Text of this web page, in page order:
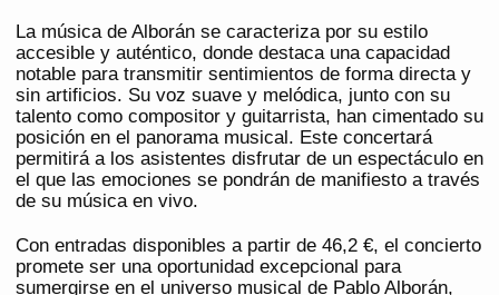
La música de Alborán se caracteriza por su estilo
accesible y auténtico, donde destaca una capacidad
notable para transmitir sentimientos de forma directa y
sin artificios. Su voz suave y melódica, junto con su
talento como compositor y guitarrista, han cimentado su
posición en el panorama musical. Este concertará
permitirá a los asistentes disfrutar de un espectáculo en
el que las emociones se pondrán de manifiesto a través
de su música en vivo.
Con entradas disponibles a partir de 46,2 €, el concierto
promete ser una oportunidad excepcional para
sumergirse en el universo musical de Pablo Alborán,